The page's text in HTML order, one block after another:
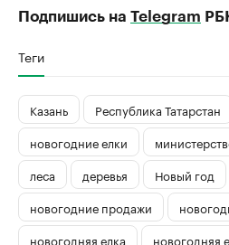
Подпишись на Telegram
Теги
Казань Республика Татарстан
новогодние елки
леса
деревья Новый год
новогодние продажи
новогодняя елка
новогодняя